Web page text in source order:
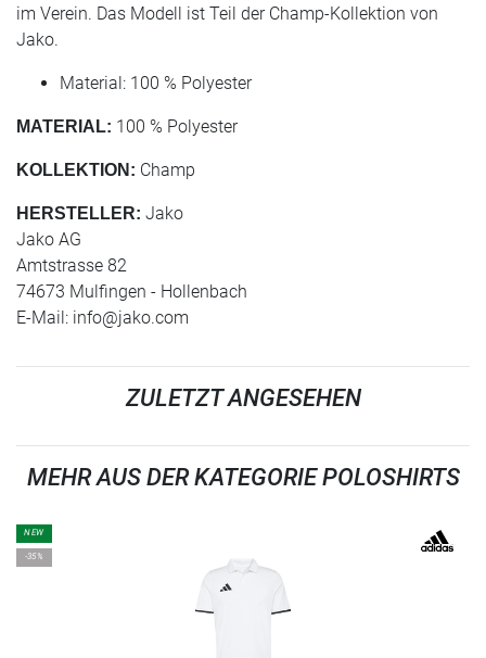
im Verein. Das Modell ist Teil der Champ-Kollektion von
Jako.
Material: 100 % Polyester
MATERIAL: 100 % Polyester
KOLLEKTION: Champ
HERSTELLER: Jako
Jako AG
Amtstrasse 82
74673 Mulfingen - Hollenbach
E-Mail: info@jako.com
ZULETZT ANGESEHEN
MEHR AUS DER KATEGORIE POLOSHIRTS
NEW
-35%